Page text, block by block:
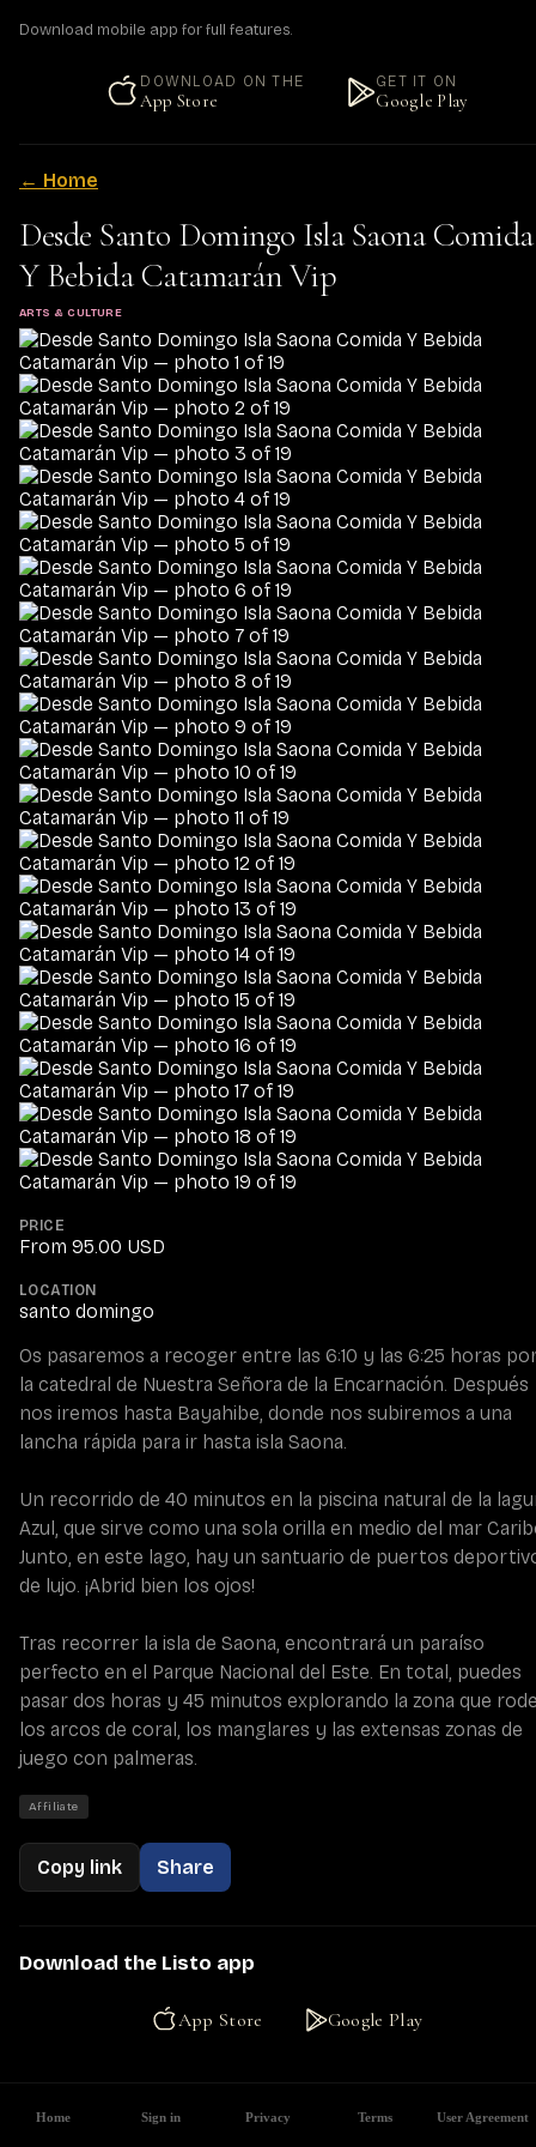
Download mobile app for full features.
DOWNLOAD ON THE
App Store
GET IT ON
Google Play
← Home
Desde Santo Domingo Isla Saona Comida
Y Bebida Catamarán Vip
ARTS & CULTURE
PRICE
From 95.00 USD
LOCATION
santo domingo
Os pasaremos a recoger entre las 6:10 y las 6:25 horas
la catedral de Nuestra Señora de la Encarnación. Después
nos iremos hasta Bayahibe, donde nos subiremos a una
lancha rápida para ir hasta isla Saona.
Un recorrido de 40 minutos en la piscina natural de la
Azul, que sirve como una sola orilla en medio del mar
Junto, en este lago, hay un santuario de puertos
de lujo. ¡Abrid bien los ojos!
Tras recorrer la isla de Saona, encontrará un paraíso
perfecto en el Parque Nacional del Este. En total, puedes
pasar dos horas y 45 minutos explorando la zona que
los arcos de coral, los manglares y las extensas zonas de
juego con palmeras.
Affiliate
Copy link Share
Download the Listo app
App Store Google Play
Home Sign in Privacy Terms User Agreement